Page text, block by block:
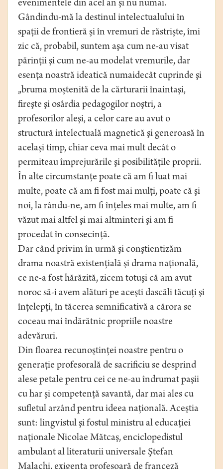
evenimentele din acel an şi nu numai.
Gândindu-mă la destinul intelectualului în
spaţii de frontieră şi în vremuri de răstrişte, îmi
zic că, probabil, suntem aşa cum ne-au visat
părinţii şi cum ne-au modelat vremurile, dar
esenţa noastră ideatică numaidecât cuprinde şi
„bruma moştenită de la cărturarii înaintaşi,
fireşte şi osârdia pedagogilor noştri, a
profesorilor aleşi, a celor care au avut o
structură intelectuală magnetică şi generoasă în
acelaşi timp, chiar ceva mai mult decât o
permiteau împrejurările şi posibilităţile proprii.
În alte circumstanţe poate că am fi luat mai
multe, poate că am fi fost mai mulţi, poate că şi
noi, la rându-ne, am fi înţeles mai multe, am fi
văzut mai altfel şi mai altminteri şi am fi
procedat în consecinţă.
Dar când privim în urmă şi conştientizăm
drama noastră existenţială şi drama naţională,
ce ne-a fost hărăzită, zicem totuşi că am avut
noroc să-i avem alături pe aceşti dascăli tăcuţi şi
înţelepţi, în tăcerea semnificativă a cărora se
coceau mai îndărătnic propriile noastre
adevăruri.
Din floarea recunoştinţei noastre pentru o
generaţie profesorală de sacrificiu se desprind
alese petale pentru cei ce ne-au îndrumat paşii
cu har şi competenţă savantă, dar mai ales cu
sufletul arzând pentru ideea naţională. Aceştia
sunt: lingvistul şi fostul ministru al educaţiei
naţionale Nicolae Mătcaş, enciclopedistul
ambulant al literaturii universale Ştefan